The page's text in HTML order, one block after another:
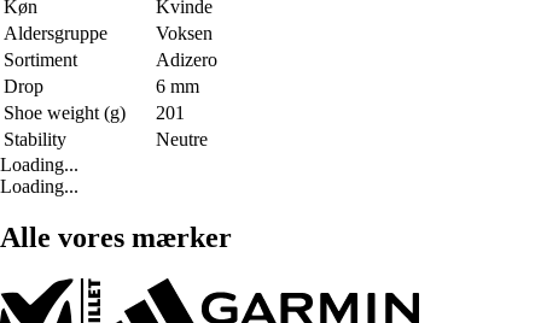
Køn
Kvinde
Aldersgruppe
Voksen
Sortiment
Adizero
Drop
6 mm
Shoe weight (g)
201
Stability
Neutre
Loading...
Loading...
Alle vores mærker